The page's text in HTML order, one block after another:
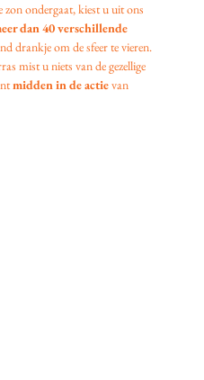
zon ondergaat, kiest u uit ons
dan 40 verschillende
drankje om de sfeer te vieren.
mist u niets van de gezellige
midden in de actie van